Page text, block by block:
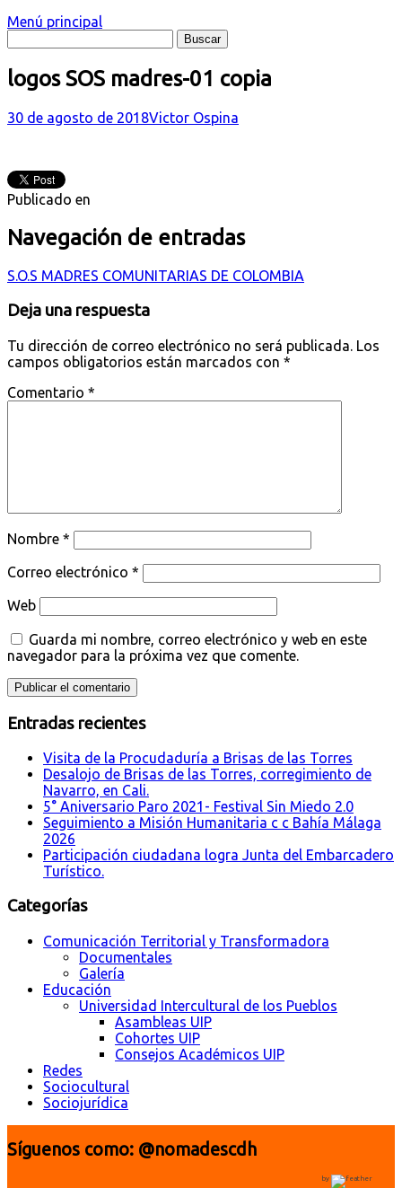
Menú principal
logos SOS madres-01 copia
30 de agosto de 2018Victor Ospina
Publicado en
Navegación de entradas
S.O.S MADRES COMUNITARIAS DE COLOMBIA
Deja una respuesta
Tu dirección de correo electrónico no será publicada. Los
campos obligatorios están marcados con *
Comentario *
Nombre *
Correo electrónico *
Web
Guarda mi nombre, correo electrónico y web en este
navegador para la próxima vez que comente.
Entradas recientes
Visita de la Procudaduría a Brisas de las Torres
Desalojo de Brisas de las Torres, corregimiento de
Navarro, en Cali.
5° Aniversario Paro 2021- Festival Sin Miedo 2.0
Seguimiento a Misión Humanitaria c c Bahía Málaga
2026
Participación ciudadana logra Junta del Embarcadero
Turístico.
Categorías
Comunicación Territorial y Transformadora
Documentales
Galería
Educación
Universidad Intercultural de los Pueblos
Asambleas UIP
Cohortes UIP
Consejos Académicos UIP
Redes
Sociocultural
Sociojurídica
Síguenos como: @nomadescdh
by